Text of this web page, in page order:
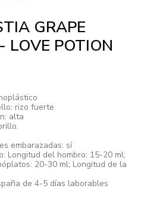
GRAPE
LOVE POTION
rizo fuerte
alta
embarazadas: sí
Longitud del hombro: 15-20 ml;
20-30 ml; Longitud de la
de 4-5 días laborables